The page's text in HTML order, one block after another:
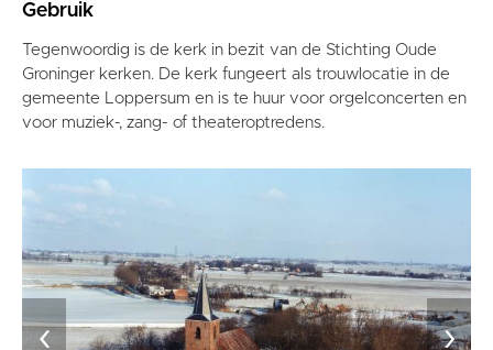
Gebruik
Tegenwoordig is de kerk in bezit van de Stichting Oude
Groninger kerken. De kerk fungeert als trouwlocatie in de
gemeente Loppersum en is te huur voor orgelconcerten en
voor muziek-, zang- of theateroptredens.
‹ ›